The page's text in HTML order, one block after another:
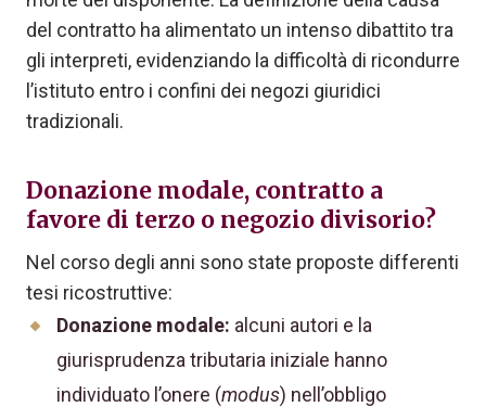
del contratto ha alimentato un intenso dibattito tra
gli interpreti, evidenziando la difficoltà di ricondurre
l’istituto entro i confini dei negozi giuridici
tradizionali.
Donazione modale, contratto a
favore di terzo o negozio divisorio?
Nel corso degli anni sono state proposte differenti
tesi ricostruttive:
Donazione modale: alcuni autori e la
giurisprudenza tributaria iniziale hanno
individuato l’onere (modus) nell’obbligo